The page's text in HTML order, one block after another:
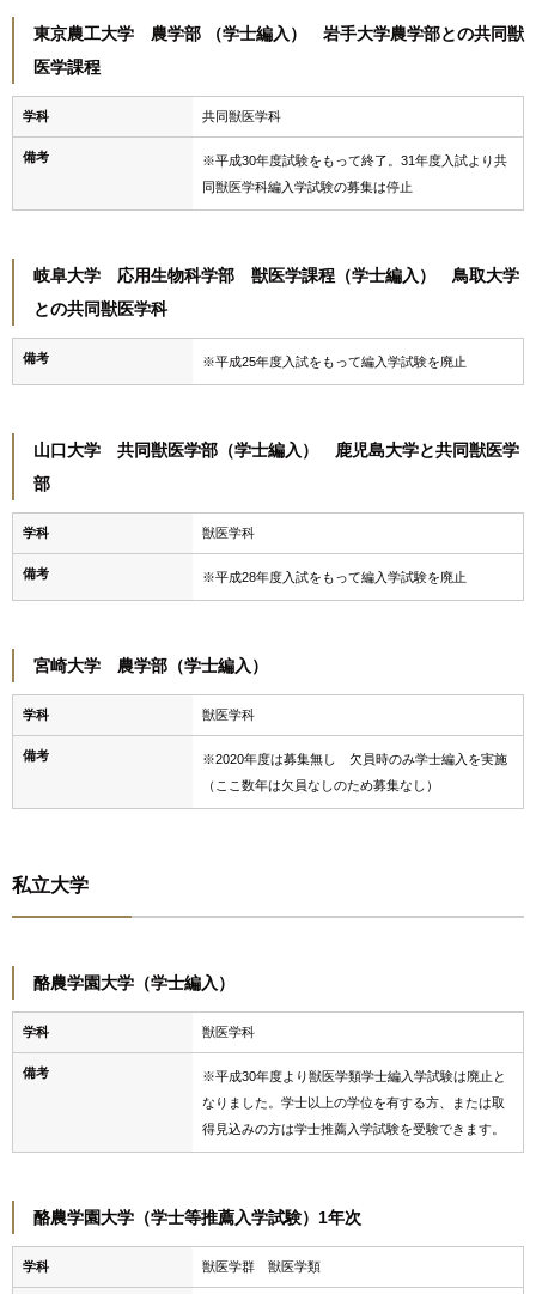
東京農工大学 農学部 （学士編入） 岩手大学農学部との共同獣
医学課程
学科 共同獣医学科
備考
※平成30年度試験をもって終了。31年度入試より共
同獣医学科編入学試験の募集は停止
岐阜大学 応用生物科学部 獣医学課程（学士編入） 鳥取大学
との共同獣医学科
備考 ※平成25年度入試をもって編入学試験を廃止
山口大学 共同獣医学部（学士編入） 鹿児島大学と共同獣医学
部
学科 獣医学科
備考 ※平成28年度入試をもって編入学試験を廃止
宮崎大学 農学部（学士編入）
学科 獣医学科
備考
※2020年度は募集無し 欠員時のみ学士編入を実施
（ここ数年は欠員なしのため募集なし）
私立大学
酪農学園大学（学士編入）
学科 獣医学科
備考
※平成30年度より獣医学類学士編入学試験は廃止と
なりました。学士以上の学位を有する方、または取
得見込みの方は学士推薦入学試験を受験できます。
酪農学園大学（学士等推薦入学試験）1年次
学科 獣医学群 獣医学類